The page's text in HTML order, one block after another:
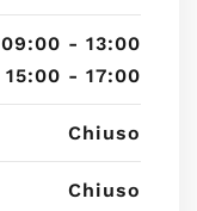
09:00 - 13:00
15:00 - 17:00
Chiuso
Chiuso